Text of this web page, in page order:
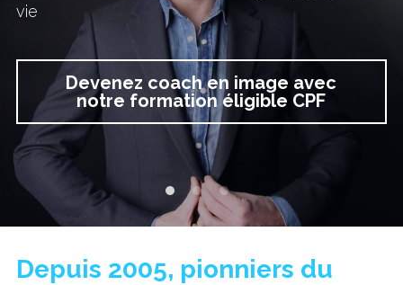
vie
Devenez coach en image avec
notre formation éligible CPF
Depuis 2005, pionniers du